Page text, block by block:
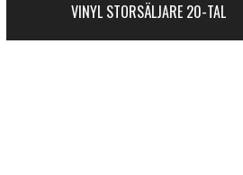
VINYL STORSÄLJARE 20-TAL